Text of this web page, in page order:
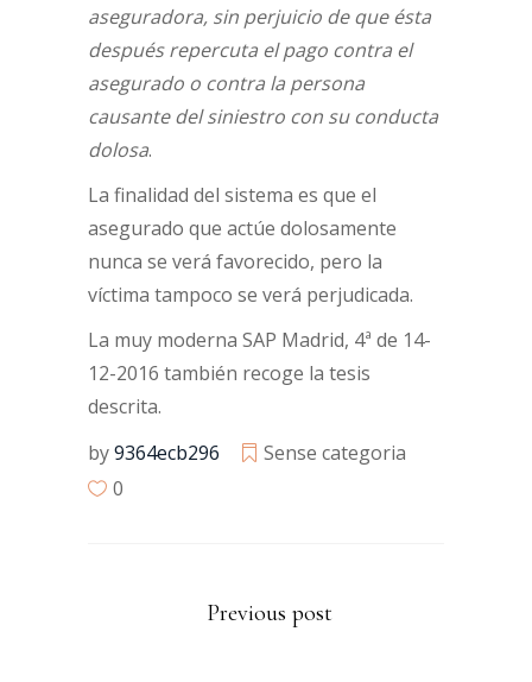
aseguradora, sin perjuicio de que ésta
después repercuta el pago contra el
asegurado o contra la persona
causante del siniestro con su conducta
dolosa.
La finalidad del sistema es que el
asegurado que actúe dolosamente
nunca se verá favorecido, pero la
víctima tampoco se verá perjudicada.
La muy moderna SAP Madrid, 4ª de 14-
12-2016 también recoge la tesis
descrita.
by9364ecb296
Sense categoria
0
Previous post